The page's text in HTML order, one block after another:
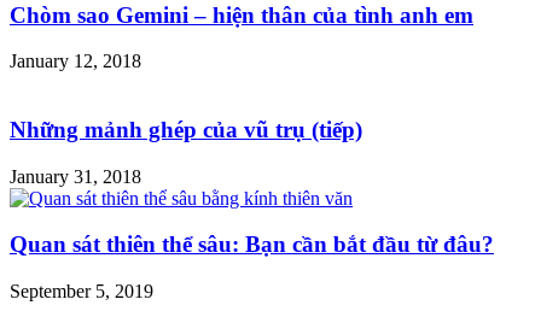
Chòm sao Gemini – hiện thân của tình anh em
January 12, 2018
Những mảnh ghép của vũ trụ (tiếp)
January 31, 2018
Quan sát thiên thể sâu: Bạn cần bắt đầu từ đâu?
September 5, 2019